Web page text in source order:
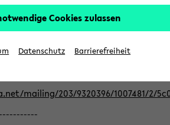
an der
mailing/203/9320396/1007481/2/
Cookies zulassen
Datenschutz Barrierefreiheit